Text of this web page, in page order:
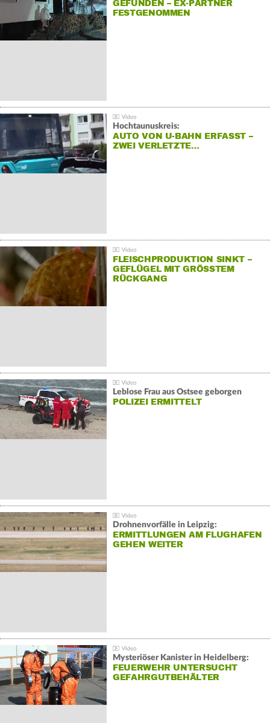
GEFUNDEN – EX-PARTNER
FESTGENOMMEN
Hochtaunuskreis:
AUTO VON U-BAHN ERFASST –
ZWEI VERLETZTE…
FLEISCHPRODUKTION SINKT –
GEFLÜGEL MIT GRÖSSTEM R
ÜCKGANG
Leblose Frau aus Ostsee geborgen
POLIZEI ERMITTELT
Drohnenvorfälle in Leipzig:
ERMITTLUNGEN AM FLUGHAFEN
GEHEN WEITER
Mysteriöser Kanister in Heidelberg:
FEUERWEHR UNTERSUCHT
GEFAHRGUTBEHÄLTER